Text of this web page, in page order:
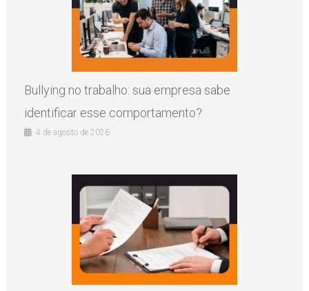
Bullying no trabalho: sua empresa sabe
identificar esse comportamento?
4 de agosto de 2026